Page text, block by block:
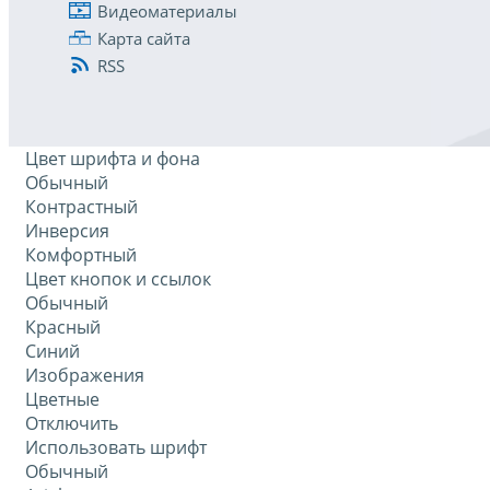
Видеоматериалы
Карта сайта
RSS
Цвет шрифта и фона
Обычный
Контрастный
Инверсия
Комфортный
Цвет кнопок и ссылок
Обычный
Красный
Синий
Изображения
Цветные
Отключить
Использовать шрифт
Обычный